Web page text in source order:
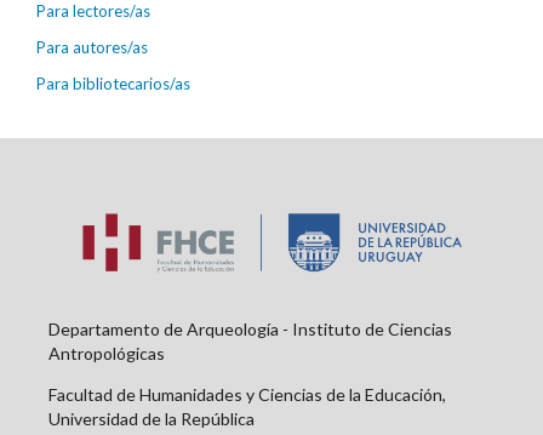
Para lectores/as
Para autores/as
Para bibliotecarios/as
Departamento de Arqueología - Instituto de Ciencias
Antropológicas
Facultad de Humanidades y Ciencias de la Educación,
Universidad de la República